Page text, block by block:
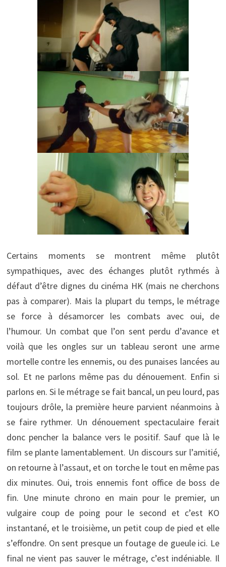
Certains moments se montrent même plutôt
sympathiques, avec des échanges plutôt rythmés à
défaut d’être dignes du cinéma HK (mais ne cherchons
pas à comparer). Mais la plupart du temps, le métrage
se force à désamorcer les combats avec oui, de
l’humour. Un combat que l’on sent perdu d’avance et
voilà que les ongles sur un tableau seront une arme
mortelle contre les ennemis, ou des punaises lancées au
sol. Et ne parlons même pas du dénouement. Enfin si
parlons en. Si le métrage se fait bancal, un peu lourd, pas
toujours drôle, la première heure parvient néanmoins à
se faire rythmer. Un dénouement spectaculaire ferait
donc pencher la balance vers le positif. Sauf que là le
film se plante lamentablement. Un discours sur l’amitié,
on retourne à l’assaut, et on torche le tout en même pas
dix minutes. Oui, trois ennemis font office de boss de
fin. Une minute chrono en main pour le premier, un
vulgaire coup de poing pour le second et c’est KO
instantané, et le troisième, un petit coup de pied et elle
s’effondre. On sent presque un foutage de gueule ici. Le
final ne vient pas sauver le métrage, c’est indéniable. Il